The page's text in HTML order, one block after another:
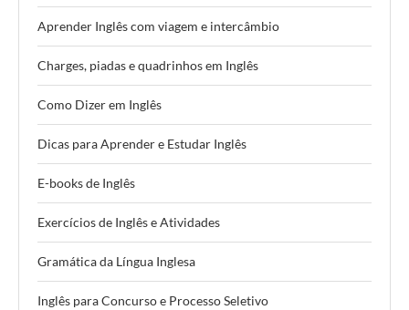
Aprender Inglês com viagem e intercâmbio
Charges, piadas e quadrinhos em Inglês
Como Dizer em Inglês
Dicas para Aprender e Estudar Inglês
E-books de Inglês
Exercícios de Inglês e Atividades
Gramática da Língua Inglesa
Inglês para Concurso e Processo Seletivo